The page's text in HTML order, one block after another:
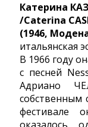
Катерина
/Caterina
(1946,
итальянская
В 1966 году
с песней
Адриано
собственным
фестивале